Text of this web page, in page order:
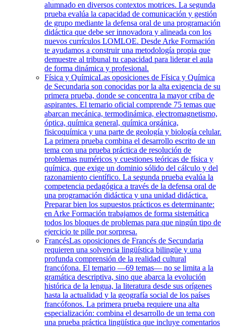
alumnado en diversos contextos motrices. La segunda
prueba evalúa la capacidad de comunicación y gestión
de grupo mediante la defensa oral de una programación
didáctica que debe ser innovadora y alineada con los
nuevos currículos LOMLOE. Desde Arke Formación
te ayudamos a construir una metodología propia que
demuestre al tribunal tu capacidad para liderar el aula
de forma dinámica y profesional.
Física y QuímicaLas oposiciones de Física y Química
de Secundaria son conocidas por la alta exigencia de su
primera prueba, donde se concentra la mayor criba de
aspirantes. El temario oficial comprende 75 temas que
abarcan mecánica, termodinámica, electromagnetismo,
óptica, química general, química orgánica,
fisicoquímica y una parte de geología y biología celular.
La primera prueba combina el desarrollo escrito de un
tema con una prueba práctica de resolución de
problemas numéricos y cuestiones teóricas de física y
química, que exige un dominio sólido del cálculo y del
razonamiento científico. La segunda prueba evalúa la
competencia pedagógica a través de la defensa oral de
una programación didáctica y una unidad didáctica.
Preparar bien los supuestos prácticos es determinante:
en Arke Formación trabajamos de forma sistemática
todos los bloques de problemas para que ningún tipo de
ejercicio te pille por sorpresa.
FrancésLas oposiciones de Francés de Secundaria
requieren una solvencia lingüística bilingüe y una
profunda comprensión de la realidad cultural
francófona. El temario —69 temas— no se limita a la
gramática descriptiva, sino que abarca la evolución
histórica de la lengua, la literatura desde sus orígenes
hasta la actualidad y la geografía social de los países
francófonos. La primera prueba requiere una alta
especialización: combina el desarrollo de un tema con
una prueba práctica lingüística que incluye comentarios